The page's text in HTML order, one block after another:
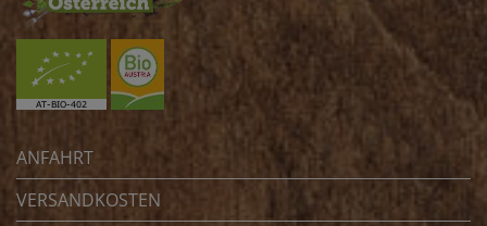
ANFAHRT
VERSANDKOSTEN